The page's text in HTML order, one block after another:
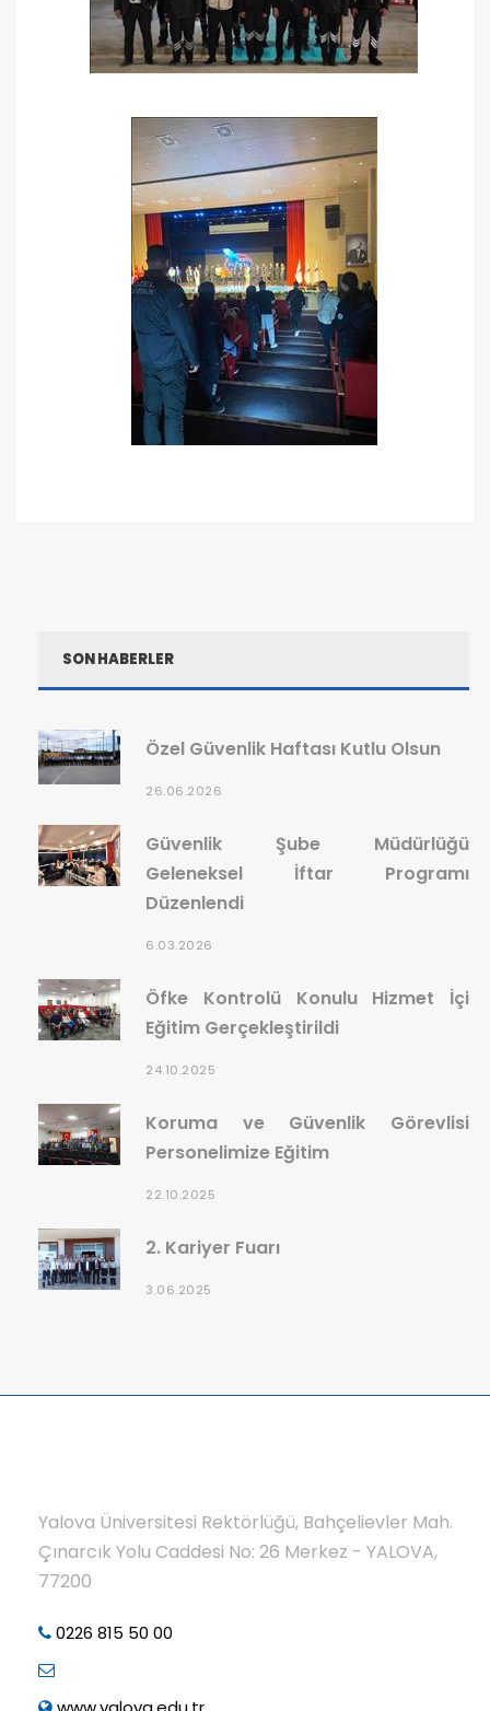
SON HABERLER
Özel Güvenlik Haftası Kutlu Olsun
26.06.2026
Güvenlik Şube Müdürlüğü
Geleneksel İftar Programı
Düzenlendi
6.03.2026
Öfke Kontrolü Konulu Hizmet İçi
Eğitim Gerçekleştirildi
24.10.2025
Koruma ve Güvenlik Görevlisi
Personelimize Eğitim
22.10.2025
2. Kariyer Fuarı
3.06.2025
Yalova Üniversitesi Rektörlüğü, Bahçelievler Mah.
Çınarcık Yolu Caddesi No: 26 Merkez - YALOVA,
77200
0226 815 50 00